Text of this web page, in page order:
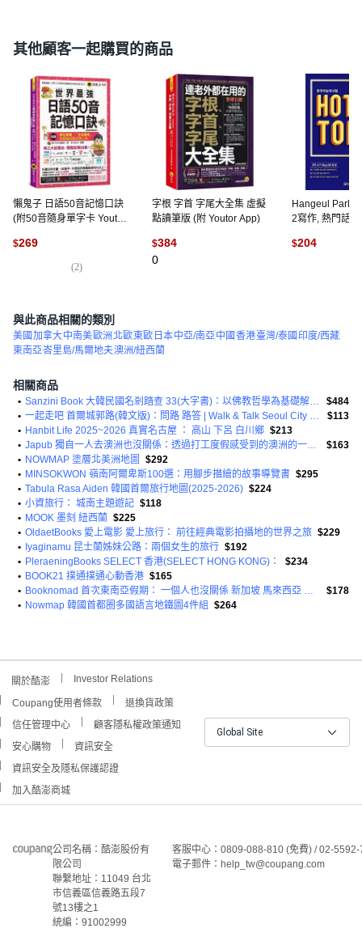
其他顧客一起購買的商品
懶鬼子 日語50音記憶口訣
(附50音隨身單字卡 Youtor
見包裝
$269
(2)
字根 字首 字尾大全集 虛擬
點讀筆版 (附 Youtor App)
$384
0
Hangeul Park
2寫作, 熱門話
$204
與此商品相關的類別
美國 加拿大中南美 歐洲 北歐東歐 日本中亞/南亞中國 香港臺灣/泰國 印度/西藏
東南亞峇里島/馬爾地夫澳洲/紐西蘭
相關商品
• Sanzini Book 大韓民國名剎踏查 33(大字書)：以佛教哲學為基礎解說的寺廟巡禮記
$484
•
一起走吧 首爾城郭路(韓文版)：問路 路答 | Walk & Talk Seoul City Wal
$113
• Hanbit Life 2025~2026 真實名古屋 ： 高山 下呂 白川鄉 $213
•
Japub 獨自一人去澳洲也沒關係：透過打工度假感受到的澳洲的一切 預先了解再出發的自由行 No.2
$163
• NOWMAP 塗層北美洲地圖
$292
• MINSOKWON 嶺南阿爾卑斯100選：用腳步描繪的故事導覽書 $295
• Tabula Rasa Aiden 韓國首爾旅行地圖(2025-2026) $224
• 小資旅行： 城南主題遊記 $118
• MOOK 墨刻 紐西蘭 $225
• OldaetBooks 愛上電影 愛上旅行： 前往經典電影拍攝地的世界之旅 $229
•
Iyaginamu 昆士蘭姊妹公路：兩個女生的旅行 $192
• PleraeningBooks SELECT 香港(SELECT HONG KONG)：
$234
• BOOK21 撲通撲通心動香港 $165
•
Booknomad 首次東南亞假期： 一個人也沒關係 新加坡 馬來西亞 泰國 寮國 長期旅行
$178
• Nowmap 韓國首都圈多國語言地鐵圖4件組 $264
關於酷澎 Investor Relations
Coupang使用者條款
退換貨政策
信任管理中心
顧客隱私權政策通知
安心購物
資訊安全
資訊安全及隱私保護認證
加入酷澎商城
Global Site
公司名稱：酷澎股份有
限公司
聯繫地址：11049 台北
市信義區信義路五段7
號13樓之1
統編：91002999
客服中心：0809-088-810 (免費) / 02-
電子郵件：help_tw@coupang.com